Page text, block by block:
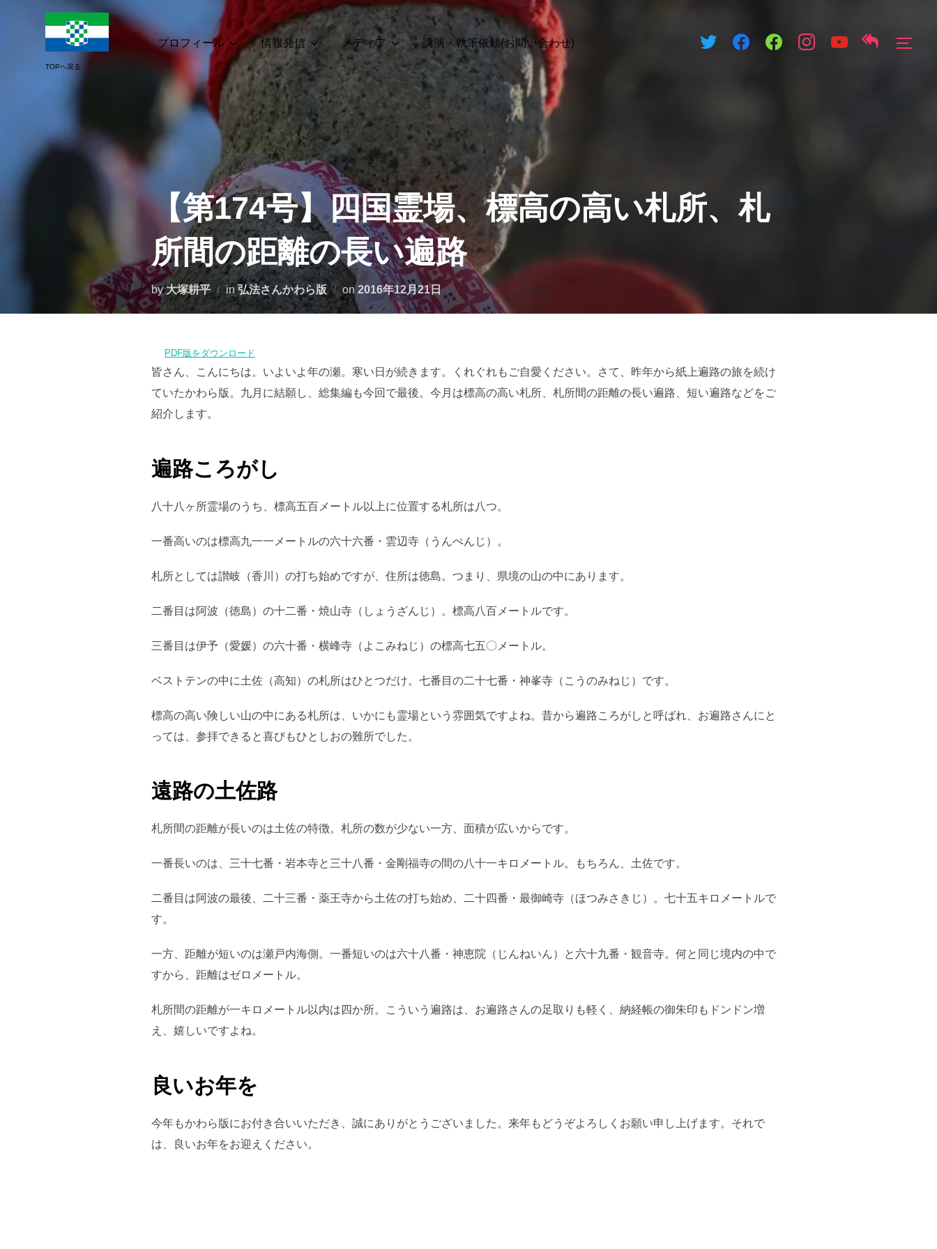
プロフィール 情報発信 メディア 講演・執筆依頼(お問い合わせ) サイ
【第174号】四国霊場、標高の高い札所、札
所間の距離の長い遍路
by大塚耕平 in 弘法さんかわら版 on投
稿
2016年12月21日
PDF版をダウンロード
皆さん、こんにちは。いよいよ年の瀬。寒い日が続きます。くれぐれもご自愛ください。さて、昨年から紙上遍路の旅を続け
ていたかわら版。九月に結願し、総集編も今回で最後。今月は標高の高い札所、札所間の距離の長い遍路、短い遍路などをご
紹介します。
遍路ころがし
八十八ヶ所霊場のうち、標高五百メートル以上に位置する札所は八つ。
一番高いのは標高九一一メートルの六十六番・雲辺寺（うんぺんじ）。
札所としては讃岐（香川）の打ち始めですが、住所は徳島。つまり、県境の山の中にあります。
二番目は阿波（徳島）の十二番・焼山寺（しょうざんじ）。標高八百メートルです。
三番目は伊予（愛媛）の六十番・横峰寺（よこみねじ）の標高七五〇メートル。
ベストテンの中に土佐（高知）の札所はひとつだけ。七番目の二十七番・神峯寺（こうのみねじ）です。
標高の高い険しい山の中にある札所は、いかにも霊場という雰囲気ですよね。昔から遍路ころがしと呼ばれ、お遍路さんにと
っては、参拝できると喜びもひとしおの難所でした。
遠路の土佐路
札所間の距離が長いのは土佐の特徴。札所の数が少ない一方、面積が広いからです。
一番長いのは、三十七番・岩本寺と三十八番・金剛福寺の間の八十一キロメートル。もちろん、土佐です。
二番目は阿波の最後、二十三番・薬王寺から土佐の打ち始め、二十四番・最御崎寺（ほつみさきじ）。七十五キロメートルで
す。
一方、距離が短いのは瀬戸内海側。一番短いのは六十八番・神恵院（じんねいん）と六十九番・観音寺。何と同じ境内の中で
すから、距離はゼロメートル。
札所間の距離が一キロメートル以内は四か所。こういう遍路は、お遍路さんの足取りも軽く、納経帳の御朱印もドンドン増
え、嬉しいですよね。
良いお年を
今年もかわら版にお付き合いいただき、誠にありがとうございました。来年もどうぞよろしくお願い申し上げます。それで
は、良いお年をお迎えください。